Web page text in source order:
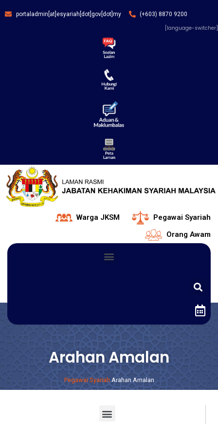
portaladmin[at]esyariah[dot]gov[dot]my (+603) 8870 9200
[language-switcher]
Warga JKSM
Pegawai Syariah
Orang Awam
Arahan Amalan
Pegawai Syariah Arahan Amalan